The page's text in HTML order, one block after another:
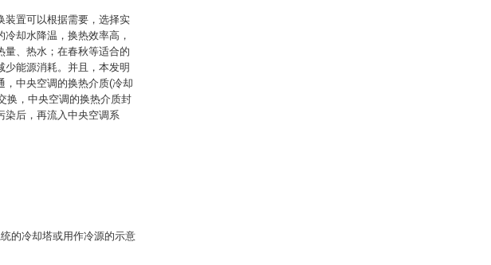
装置可以根据需要，选择实
却水降温，换热效率高，
量、热水；在春秋等适合的
能源消耗。并且，本发明
，中央空调的换热介质(冷却
换，中央空调的换热介质封
染后，再流入中央空调系
的冷却塔或用作冷源的示意